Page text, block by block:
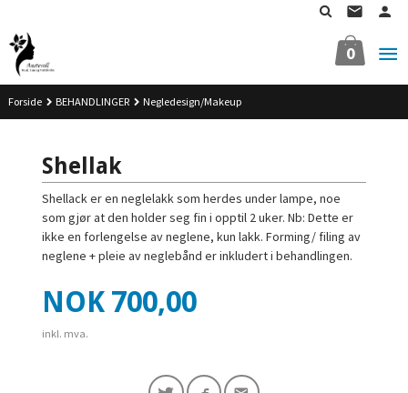
innholdet
0
Forside BEHANDLINGER Negledesign/Makeup
Shellak
Shellack er en neglelakk som herdes under lampe, noe
som gjør at den holder seg fin i opptil 2 uker. Nb: Dette er
ikke en forlengelse av neglene, kun lakk. Forming/ filing av
neglene + pleie av neglebånd er inkludert i behandlingen.
Pris
NOK 700,00
inkl. mva.